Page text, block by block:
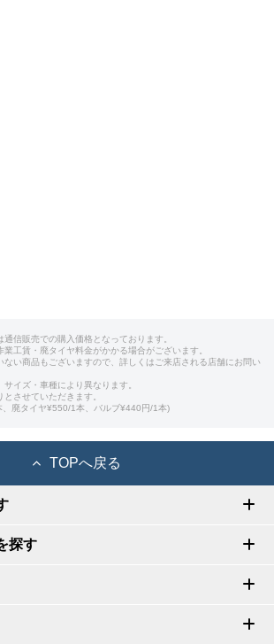
通信販売での購入価格となっております。
業工賃・廃タイヤ料金がかかる場合がございます。
ない商品もございますので、詳しくはご来店される店舗にお問い
サイズ・車種により異なります。
させていただきます。
廃タイヤ¥550/1本、バルブ¥440円/1本)
TOPへ戻る
探す